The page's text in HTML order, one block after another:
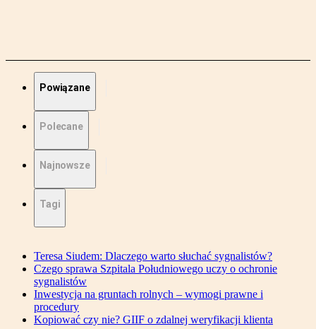
Powiązane
Polecane
Najnowsze
Tagi
Teresa Siudem: Dlaczego warto słuchać sygnalistów?
Czego sprawa Szpitala Południowego uczy o ochronie
sygnalistów
Inwestycja na gruntach rolnych – wymogi prawne i
procedury
Kopiować czy nie? GIIF o zdalnej weryfikacji klienta